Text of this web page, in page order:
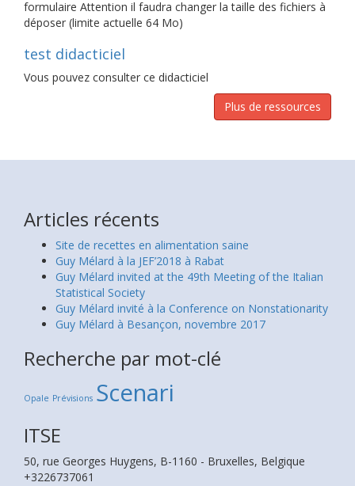
formulaire Attention il faudra changer la taille des fichiers à
déposer (limite actuelle 64 Mo)
test didacticiel
Vous pouvez consulter ce didacticiel
Plus de ressources
Articles récents
Site de recettes en alimentation saine
Guy Mélard à la JEF’2018 à Rabat
Guy Mélard invited at the 49th Meeting of the Italian
Statistical Society
Guy Mélard invité à la Conference on Nonstationarity
Guy Mélard à Besançon, novembre 2017
Recherche par mot-clé
Opale Prévisions Scenari
ITSE
50, rue Georges Huygens, B-1160 - Bruxelles, Belgique
+3226737061